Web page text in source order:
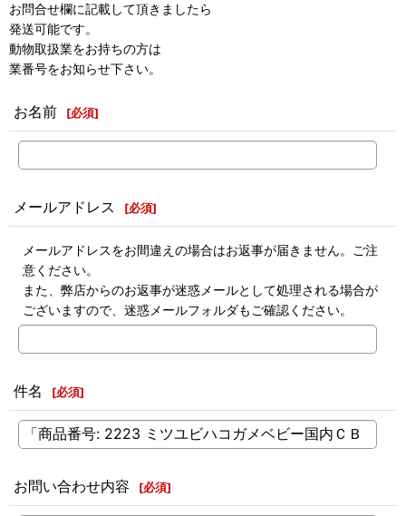
お問合せ欄に記載して頂きましたら
発送可能です。
動物取扱業をお持ちの方は
業番号をお知らせ下さい。
お名前 [必須]
メールアドレス [必須]
メールアドレスをお間違えの場合はお返事が届きません。ご注
意ください。
また、弊店からのお返事が迷惑メールとして処理される場合が
ございますので、迷惑メールフォルダもご確認ください。
件名 [必須]
お問い合わせ内容 [必須]